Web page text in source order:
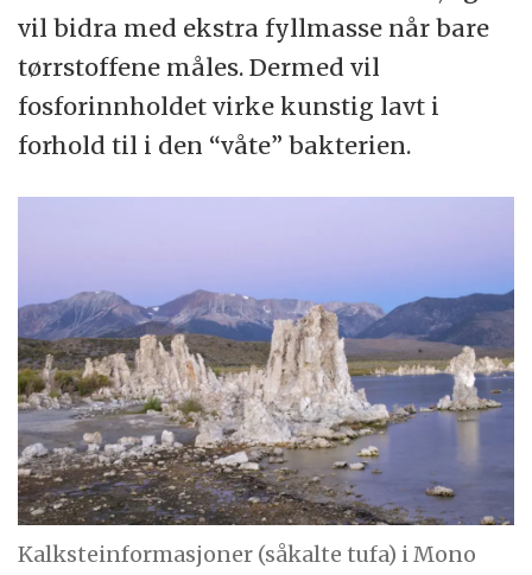
vil bidra med ekstra fyllmasse når bare
tørrstoffene måles. Dermed vil
fosforinnholdet virke kunstig lavt i
forhold til i den “våte” bakterien.
Kalksteinformasjoner (såkalte tufa) i Mono